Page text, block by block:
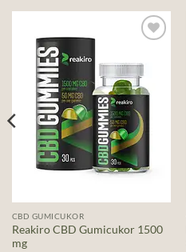
wishlist
CBD GUMICUKOR
Reakiro CBD Gumicukor 1500
mg